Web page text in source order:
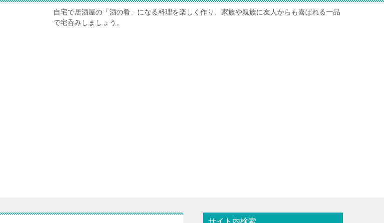
自宅で居酒屋の「酒の肴」になる料理を楽しく作り、家族や親族に友人からも喜ばれる一品
で宅呑みしましょう。
サイト内検索